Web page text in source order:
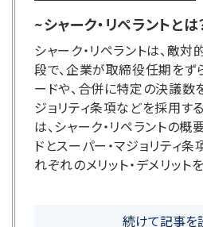
~シャーク・リペラントとは
シャーク・リペラントは、敵
段で、企業が取締役任期をず
ードや、合併に特定の決議数
ジョリティ条項などを採用す
は、シャーク・リペラントの概
ドとスーパー・マジョリティ
れぞれのメリット・デメリット
続けて記事を